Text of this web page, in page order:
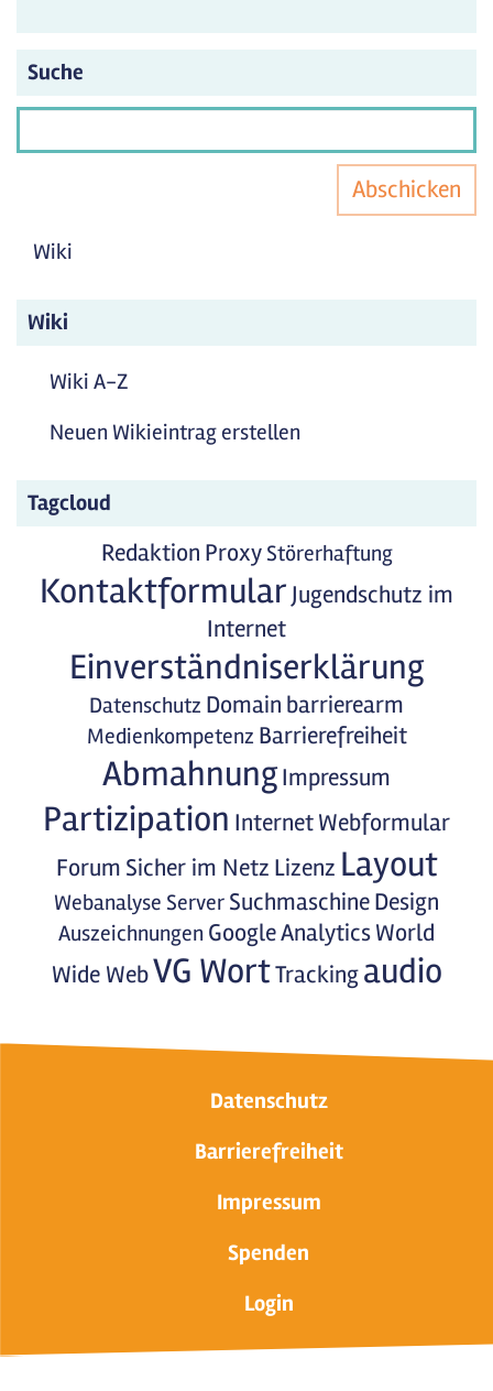
Suche
Abschicken
Wiki
Wiki
Wiki A-Z
Neuen Wikieintrag erstellen
Tagcloud
Redaktion Proxy Störerhaftung
Kontaktformular Jugendschutz im
Internet
Einverständniserklärung
Datenschutz Domain barrierearm
Medienkompetenz Barrierefreiheit
AbmahnungImpressum
Partizipation InternetWebformular
Forum Sicher im Netz Lizenz Layout
Webanalyse Server SuchmaschineDesign
Auszeichnungen Google AnalyticsWorld
Wide WebVG WortTracking audio
Datenschutz
Barrierefreiheit
Impressum
Spenden
Login